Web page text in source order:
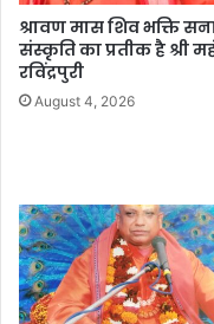
श्रावण मास शिव भक्ति
संस्कृति का प्रतीक है श्री
रविंद्रपुरी
August 4, 2026